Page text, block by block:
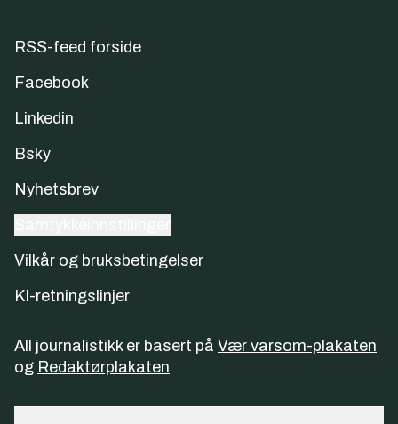
RSS-feed forside
Facebook
Linkedin
Bsky
Nyhetsbrev
Vilkår og bruksbetingelser
KI-retningslinjer
All journalistikk er basert på Vær varsom-plakaten
og Redaktørplakaten